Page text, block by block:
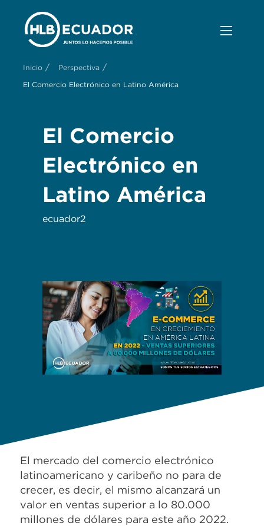
Inicio / Perspectiva /
El Comercio Electrónico en Latino América
El Comercio
Electrónico en
Latino América
ecuador2
El mercado del comercio electrónico
latinoamericano y caribeño no para de
crecer, es decir, el mismo alcanzará un
valor en ventas superior a lo 80.000
millones de dólares para este año 2022.